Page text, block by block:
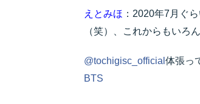
えとみほ ：2020年7月ぐ
（笑）、これからもいろ
@tochigisc_official 体張っ
BTS